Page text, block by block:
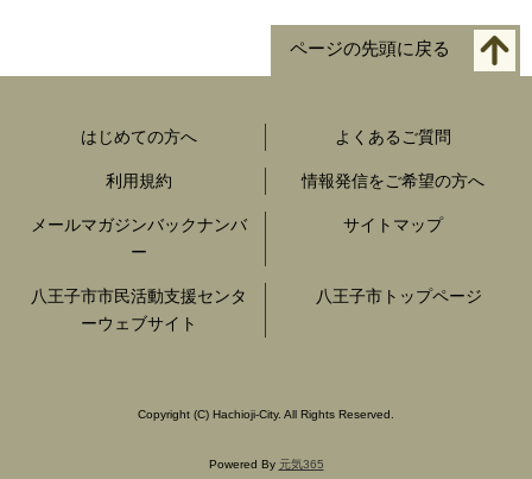
ページの先頭に戻る
はじめての方へ よくあるご質問
利用規約 情報発信をご希望の方へ
メールマガジンバックナンバ
ー
サイトマップ
八王子市市民活動支援センタ
ーウェブサイト
八王子市トップページ
Copyright (C) Hachioji-City. All Rights Reserved.
Powered By 元気365